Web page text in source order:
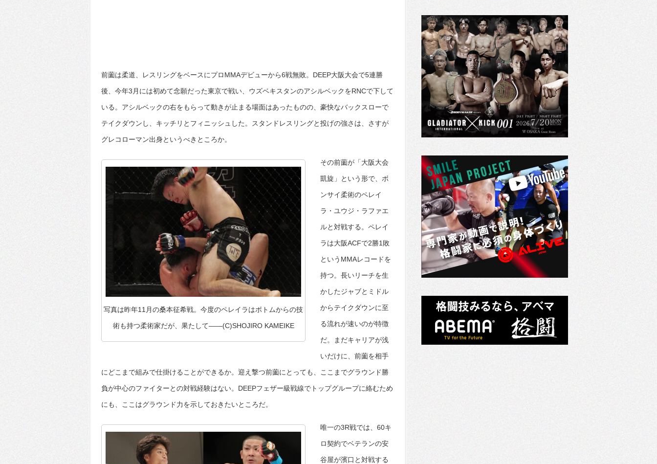
前薗は柔道、レスリングをベースにプロMMAデビューから6戦無敗。DEEP大阪大会で5連勝
後、今年3月には初めて念願だった東京で戦い、ウズベキスタンのアシルベックをRNCで下して
いる。アシルベックの右をもらって動きが止まる場面はあったものの、豪快なバックスローで
テイクダウンし、キッチリとフィニッシュした。スタンドレスリングと投げの強さは、さすが
グレコローマン出身というべきところか。
写真は昨年11月の桑本征希戦。今度のペレイラはボトムからの技
術も持つ柔術家だが、果たして――(C)SHOJIRO KAMEIKE
その前薗が「大阪大会
凱旋」という形で、ボ
ンサイ柔術のペレイ
ラ・ユウジ・ラファエ
ルと対戦する。ペレイ
ラは大阪ACFで2勝1敗
というMMAレコードを
持つ。長いリーチを生
かしたジャブとミドル
からテイクダウンに至
る流れが速いのが特徴
だ。まだキャリアが浅
いだけに、前薗を相手
にどこまで組みで仕掛けることができるか。迎え撃つ前薗にとっても、ここまでグラウンド勝
負が中心のファイターとの対戦経験はない。DEEPフェザー級戦線でトップグループに絡むため
にも、ここはグラウンド力を示しておきたいところだ。
唯一の3R戦では、60キ
ロ契約でベテランの安
谷屋が濱口と対戦する